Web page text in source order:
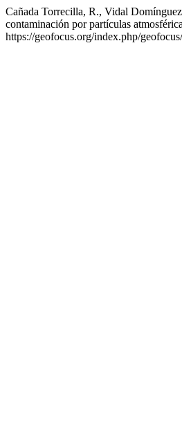
Cañada Torrecilla, R., Vidal
contaminación por partículas
https://geofocus.org/index.php/